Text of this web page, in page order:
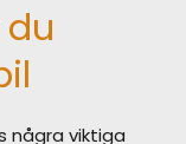
några viktiga